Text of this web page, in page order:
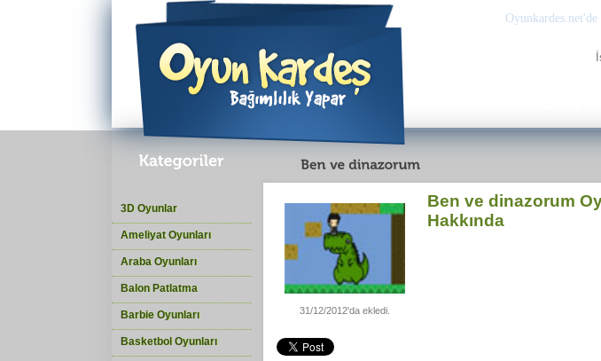
Oyunkardes.net'de
3D Oyunlar
Ameliyat Oyunları
Araba Oyunları
Balon Patlatma
Barbie Oyunları
Basketbol Oyunları
31/12/2012'da ekledi.
Ben ve dinazorum
Hakkında